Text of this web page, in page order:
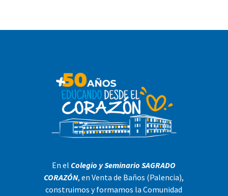
En el Colegio y Seminario SAGRADO
CORAZÓN, en Venta de Baños (Palencia),
construimos y formamos la Comunidad